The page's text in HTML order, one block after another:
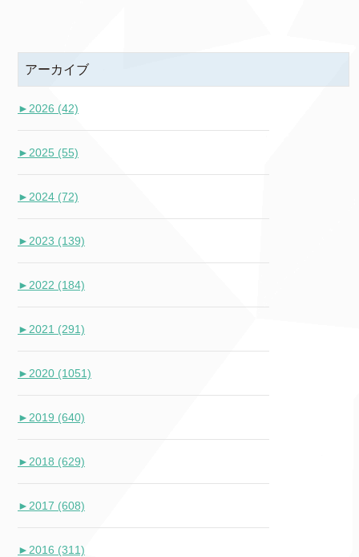
アーカイブ
► 2026 (42)
► 2025 (55)
► 2024 (72)
► 2023 (139)
► 2022 (184)
► 2021 (291)
► 2020 (1051)
► 2019 (640)
► 2018 (629)
► 2017 (608)
► 2016 (311)